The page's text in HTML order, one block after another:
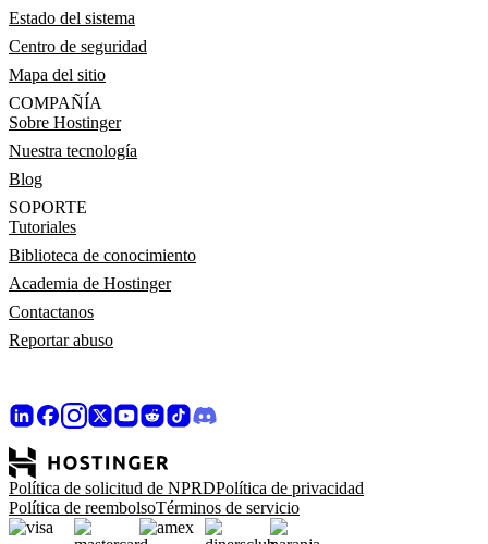
Estado del sistema
Centro de seguridad
Mapa del sitio
COMPAÑÍA
Sobre Hostinger
Nuestra tecnología
Blog
SOPORTE
Tutoriales
Biblioteca de conocimiento
Academia de Hostinger
Contactanos
Reportar abuso
Política de solicitud de NPRDPolítica de privacidad
Política de reembolsoTérminos de servicio